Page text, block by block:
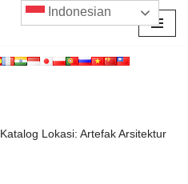
Katalog Lokasi: Artefak Arsitektur
Indonesian